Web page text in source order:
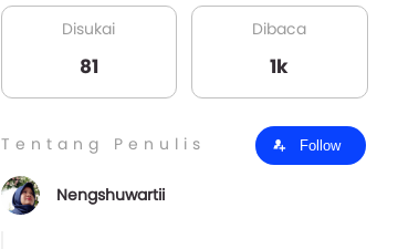
Disukai
81
Dibaca
1k
Tentang Penulis Follow
Nengshuwartii